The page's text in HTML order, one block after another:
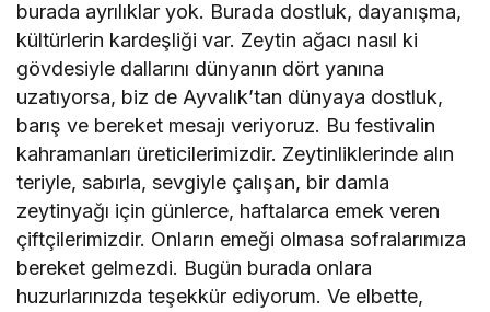
burada ayrılıklar yok. Burada dostluk, dayanışma,
kültürlerin kardeşliği var. Zeytin ağacı nasıl ki
gövdesiyle dallarını dünyanın dört yanına
uzatıyorsa, biz de Ayvalık’tan dünyaya dostluk,
barış ve bereket mesajı veriyoruz. Bu festivalin
kahramanları üreticilerimizdir. Zeytinliklerinde alın
teriyle, sabırla, sevgiyle çalışan, bir damla
zeytinyağı için günlerce, haftalarca emek veren
çiftçilerimizdir. Onların emeği olmasa sofralarımıza
bereket gelmezdi. Bugün burada onlara
huzurlarınızda teşekkür ediyorum. Ve elbette,